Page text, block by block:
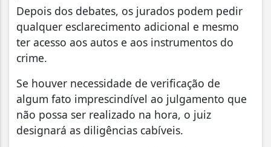
Depois dos debates, os jurados podem pedir
qualquer esclarecimento adicional e mesmo
ter acesso aos autos e aos instrumentos do
crime.
Se houver necessidade de verificação de
algum fato imprescindível ao julgamento que
não possa ser realizado na hora, o juiz
designará as diligências cabíveis.